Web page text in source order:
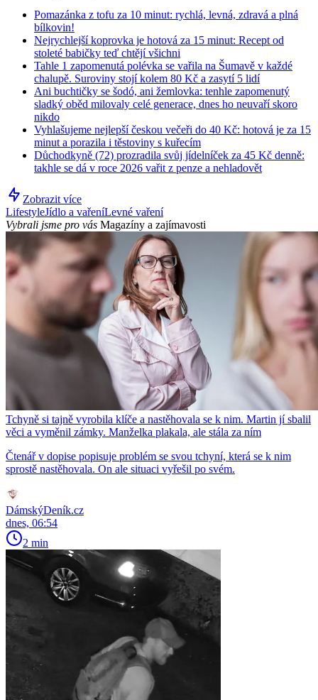
Pomazánka z tofu za 10 minut: rychlá, levná, zdravá a plná
bílkovin!
Nejrychlejší koprovka je hotová za 15 minut: Recept od
stoleté babičky teď chtějí všichni
Tahle 1 zapomenutá polévka se vařila na Šumavě v každé
chalupě. Suroviny stojí kolem 80 Kč a zasytí 5 lidí
Ani buchtičky se šodó, ani žemlovka: tenhle zapomenutý
sladký oběd milovaly celé generace, dnes ho neuvaří skoro
nikdo
Vyhlašujeme nejlepší českou večeři do 40 Kč: hotová je za 15
minut a porazila i těstoviny s kuřecím
Důchodkyně (72) prozradila svůj jídelníček za 45 Kč denně:
takhle se dá v roce 2026 vařit z penze a nehladovět
Zobrazit více
LifestyleJídlo a vařeníLevné vaření
Vybrali jsme pro vás Magazíny a zajímavosti
Tchyně si tajně vyrobila klíče a nastěhovala se k nim. Martin jí sbalil
věci a vyměnil zámky. Manželka plakala, ale stála za ním
Čtenář v dopise popisuje problém se svou tchyní, která se k nim
sprostě nastěhovala. On ale situaci vyřešil po svém.
DámskýDeník.cz
dnes, 06:54
2 min